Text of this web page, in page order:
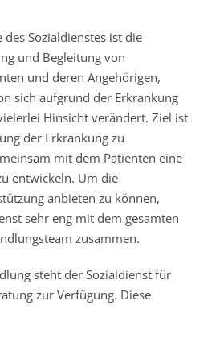
des Sozialdienstes ist die
und Begleitung von
und deren Angehörigen,
sich aufgrund der Erkrankung
Hinsicht verändert. Ziel ist
der Erkrankung zu
mit dem Patienten eine
entwickeln. Um die
anbieten zu können,
sehr eng mit dem gesamten
zusammen.
steht der Sozialdienst für
zur Verfügung. Diese